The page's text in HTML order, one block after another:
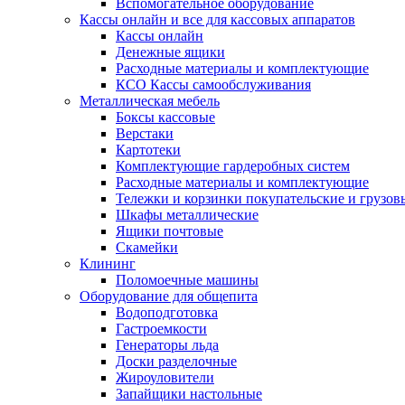
Вспомогательное оборудование
Кассы онлайн и все для кассовых аппаратов
Кассы онлайн
Денежные ящики
Расходные материалы и комплектующие
КСО Кассы самообслуживания
Металлическая мебель
Боксы кассовые
Верстаки
Картотеки
Комплектующие гардеробных систем
Расходные материалы и комплектующие
Тележки и корзинки покупательские и
Шкафы металлические
Ящики почтовые
Скамейки
Клининг
Поломоечные машины
Оборудование для общепита
Водоподготовка
Гастроемкости
Генераторы льда
Доски разделочные
Жироуловители
Запайщики настольные